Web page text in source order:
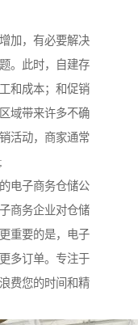
加，有必要解决
。此时，自建存
和成本；和促销
域带来许多不确
活动，商家通常
电子商务仓储公
商务企业对仓储
重要的是，电子
多订单。专注于
费您的时间和精